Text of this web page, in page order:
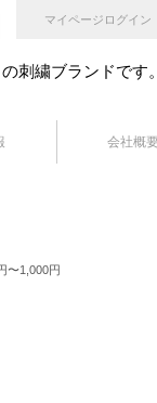
マイページログイン
刺繍ブランドです。
会社概要
〜1,000円